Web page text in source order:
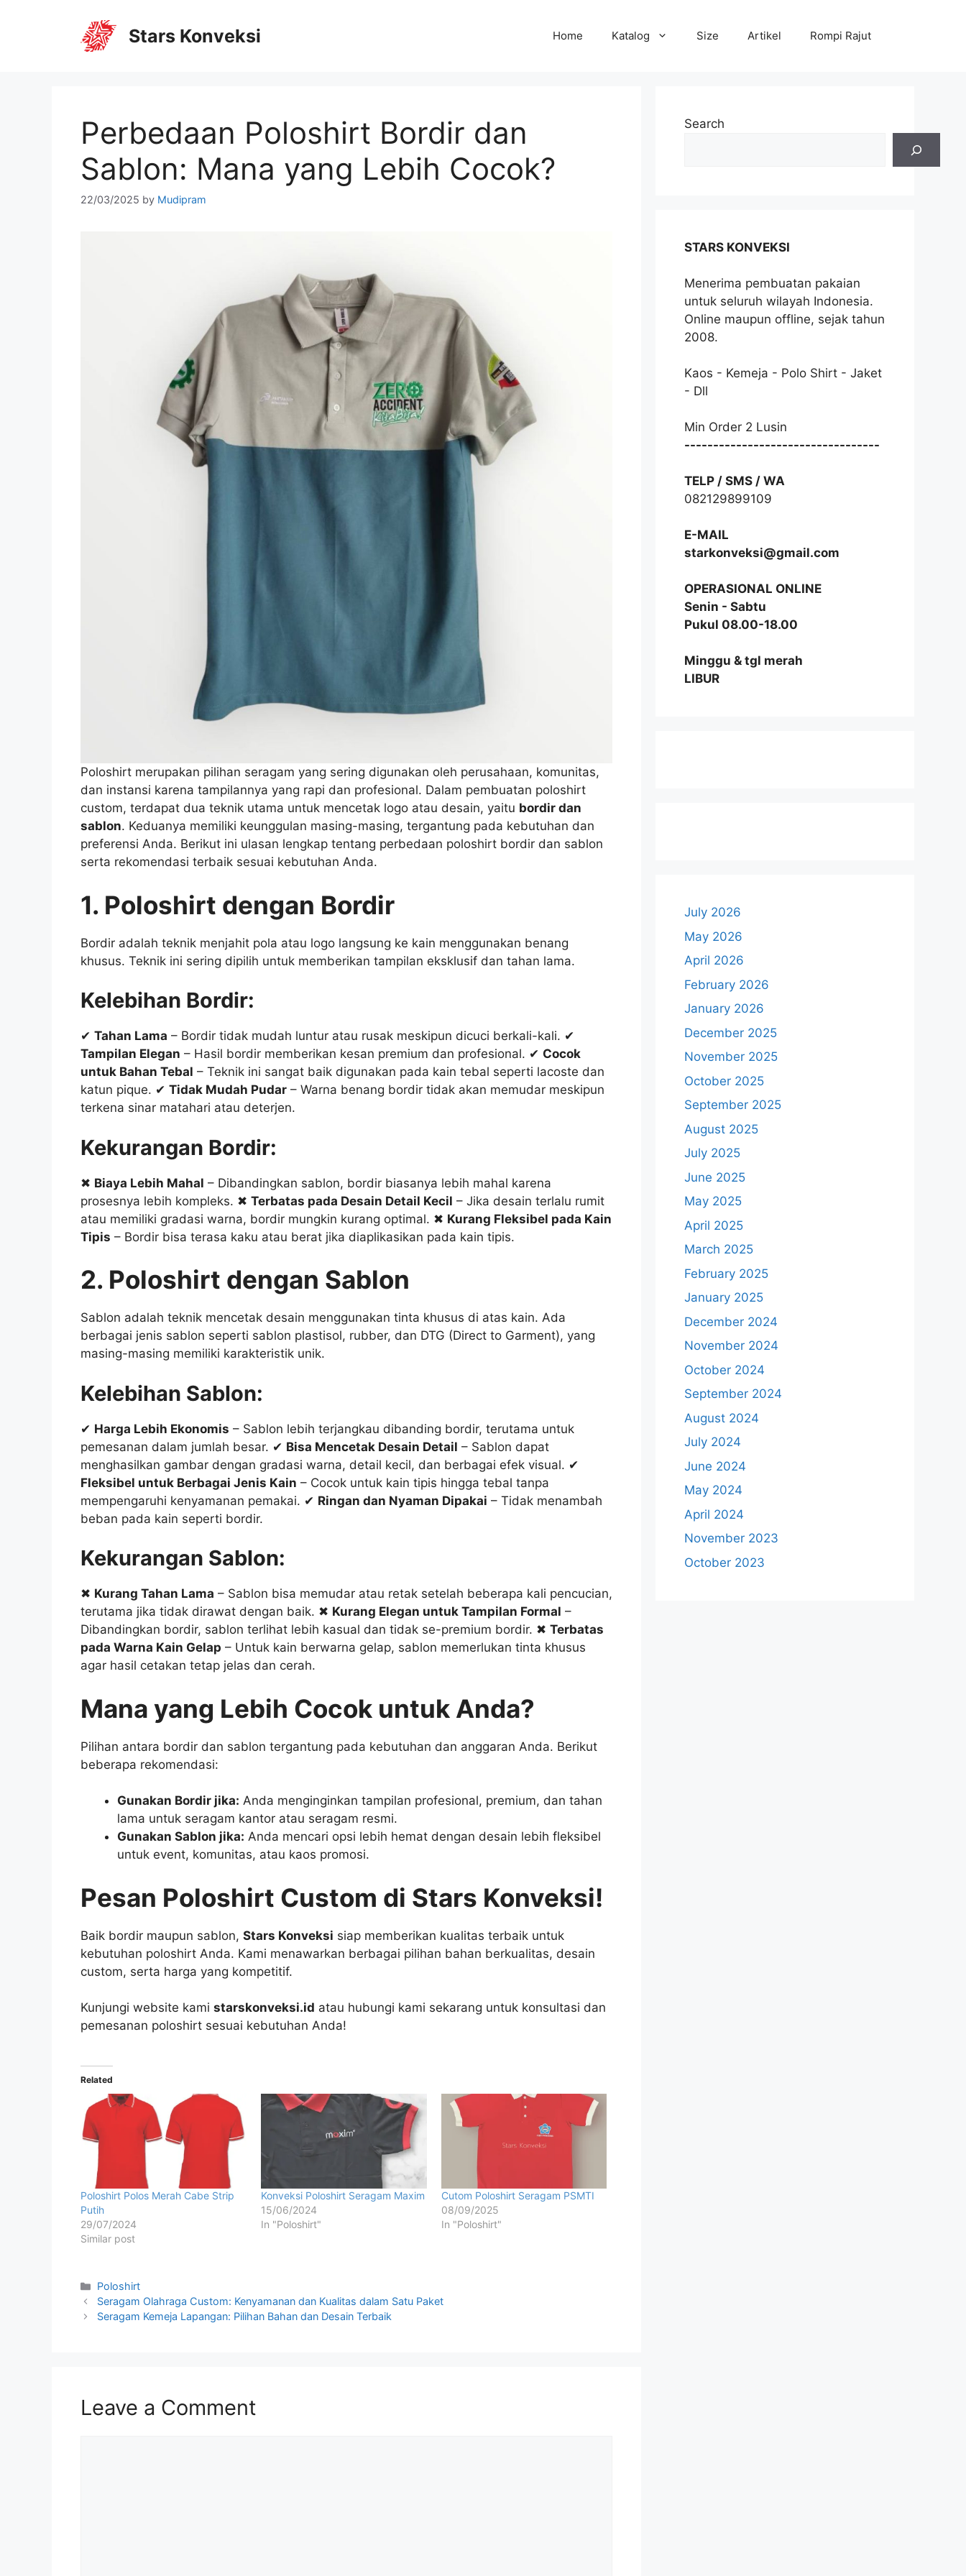
Stars Konveksi Home Katalog Size Artikel Rompi Rajut
Perbedaan Poloshirt Bordir dan
Sablon: Mana yang Lebih Cocok?
22/03/2025 by Mudipram
Poloshirt merupakan pilihan seragam yang sering digunakan oleh perusahaan, komunitas,
dan instansi karena tampilannya yang rapi dan profesional. Dalam pembuatan poloshirt
custom, terdapat dua teknik utama untuk mencetak logo atau desain, yaitu bordir dan
sablon. Keduanya memiliki keunggulan masing-masing, tergantung pada kebutuhan dan
preferensi Anda. Berikut ini ulasan lengkap tentang perbedaan poloshirt bordir dan sablon
serta rekomendasi terbaik sesuai kebutuhan Anda.
1. Poloshirt dengan Bordir
Bordir adalah teknik menjahit pola atau logo langsung ke kain menggunakan benang
khusus. Teknik ini sering dipilih untuk memberikan tampilan eksklusif dan tahan lama.
Kelebihan Bordir:
✔ Tahan Lama – Bordir tidak mudah luntur atau rusak meskipun dicuci berkali-kali. ✔
Tampilan Elegan – Hasil bordir memberikan kesan premium dan profesional. ✔ Cocok
untuk Bahan Tebal – Teknik ini sangat baik digunakan pada kain tebal seperti lacoste dan
katun pique. ✔ Tidak Mudah Pudar – Warna benang bordir tidak akan memudar meskipun
terkena sinar matahari atau deterjen.
Kekurangan Bordir:
✖ Biaya Lebih Mahal – Dibandingkan sablon, bordir biasanya lebih mahal karena
prosesnya lebih kompleks. ✖ Terbatas pada Desain Detail Kecil – Jika desain terlalu rumit
atau memiliki gradasi warna, bordir mungkin kurang optimal. ✖ Kurang Fleksibel pada Kain
Tipis – Bordir bisa terasa kaku atau berat jika diaplikasikan pada kain tipis.
2. Poloshirt dengan Sablon
Sablon adalah teknik mencetak desain menggunakan tinta khusus di atas kain. Ada
berbagai jenis sablon seperti sablon plastisol, rubber, dan DTG (Direct to Garment), yang
masing-masing memiliki karakteristik unik.
Kelebihan Sablon:
✔ Harga Lebih Ekonomis – Sablon lebih terjangkau dibanding bordir, terutama untuk
pemesanan dalam jumlah besar. ✔ Bisa Mencetak Desain Detail – Sablon dapat
menghasilkan gambar dengan gradasi warna, detail kecil, dan berbagai efek visual. ✔
Fleksibel untuk Berbagai Jenis Kain – Cocok untuk kain tipis hingga tebal tanpa
mempengaruhi kenyamanan pemakai. ✔ Ringan dan Nyaman Dipakai – Tidak menambah
beban pada kain seperti bordir.
Kekurangan Sablon:
✖ Kurang Tahan Lama – Sablon bisa memudar atau retak setelah beberapa kali pencucian,
terutama jika tidak dirawat dengan baik. ✖ Kurang Elegan untuk Tampilan Formal –
Dibandingkan bordir, sablon terlihat lebih kasual dan tidak se-premium bordir. ✖ Terbatas
pada Warna Kain Gelap – Untuk kain berwarna gelap, sablon memerlukan tinta khusus
agar hasil cetakan tetap jelas dan cerah.
Mana yang Lebih Cocok untuk Anda?
Pilihan antara bordir dan sablon tergantung pada kebutuhan dan anggaran Anda. Berikut
beberapa rekomendasi:
Gunakan Bordir jika: Anda menginginkan tampilan profesional, premium, dan tahan
lama untuk seragam kantor atau seragam resmi.
Gunakan Sablon jika: Anda mencari opsi lebih hemat dengan desain lebih fleksibel
untuk event, komunitas, atau kaos promosi.
Pesan Poloshirt Custom di Stars Konveksi!
Baik bordir maupun sablon, Stars Konveksi siap memberikan kualitas terbaik untuk
kebutuhan poloshirt Anda. Kami menawarkan berbagai pilihan bahan berkualitas, desain
custom, serta harga yang kompetitif.
Kunjungi website kami starskonveksi.id atau hubungi kami sekarang untuk konsultasi dan
pemesanan poloshirt sesuai kebutuhan Anda!
Related
Poloshirt Polos Merah Cabe Strip
Putih
29/07/2024
Similar post
Konveksi Poloshirt Seragam Maxim
15/06/2024
In "Poloshirt"
Cutom Poloshirt Seragam PSMTI
08/09/2025
In "Poloshirt"
Poloshirt
Seragam Olahraga Custom: Kenyamanan dan Kualitas dalam Satu Paket
Seragam Kemeja Lapangan: Pilihan Bahan dan Desain Terbaik
Leave a Comment
Search
STARS KONVEKSI
Menerima pembuatan pakaian
untuk seluruh wilayah Indonesia.
Online maupun offline, sejak tahun
2008.
Kaos - Kemeja - Polo Shirt - Jaket
- Dll
Min Order 2 Lusin
----------------------------------
TELP / SMS / WA
082129899109
E-MAIL
starkonveksi@gmail.com
OPERASIONAL ONLINE
Senin - Sabtu
Pukul 08.00-18.00
Minggu & tgl merah
LIBUR
July 2026
May 2026
April 2026
February 2026
January 2026
December 2025
November 2025
October 2025
September 2025
August 2025
July 2025
June 2025
May 2025
April 2025
March 2025
February 2025
January 2025
December 2024
November 2024
October 2024
September 2024
August 2024
July 2024
June 2024
May 2024
April 2024
November 2023
October 2023